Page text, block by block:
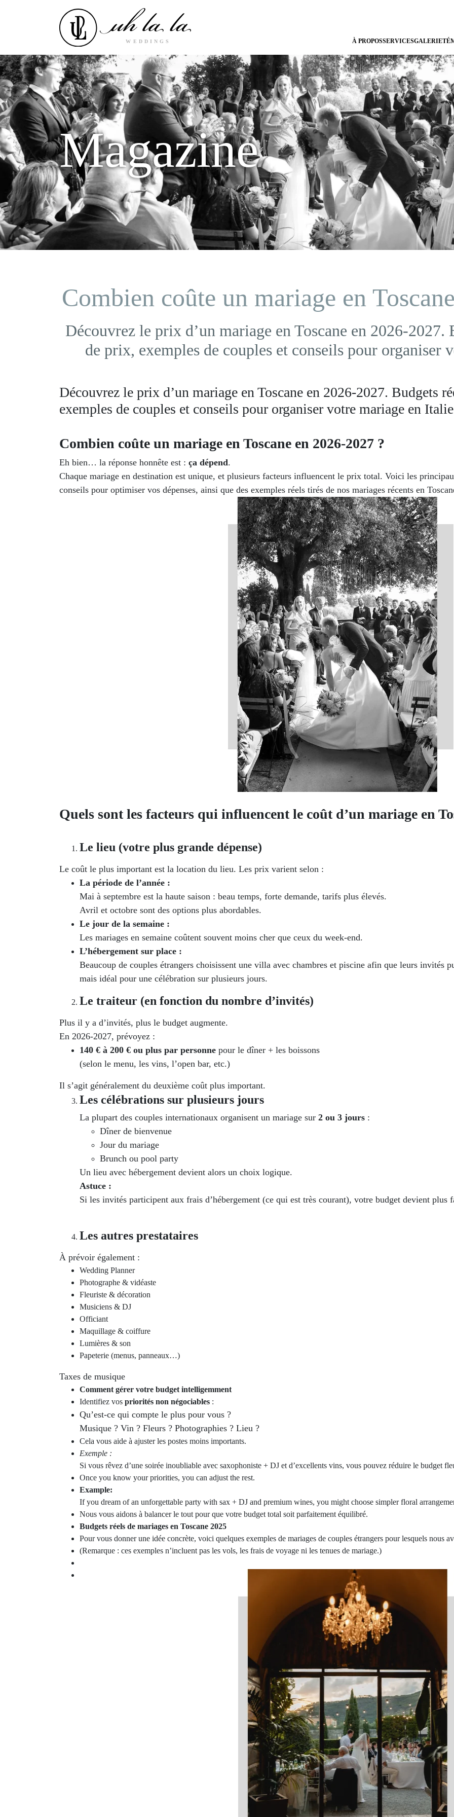
À PROPOSSERVICESGALERIE
Magazine
Combien coûte un mariage en
Découvrez le prix d’un mariage en Toscane en 2026-2027.
de prix, exemples de couples et conseils pour organiser
Découvrez le prix d’un mariage en Toscane en 2026-2027. Budgets
exemples de couples et conseils pour organiser votre mariage en
Combien coûte un mariage en Toscane en 2026-2027 ?
Eh bien… la réponse honnête est : ça dépend.
Chaque mariage en destination est unique, et plusieurs facteurs influencent le prix total. Voici les
conseils pour optimiser vos dépenses, ainsi que des exemples réels tirés de nos mariages récents en
Quels sont les facteurs qui influencent le coût d’un mariage en
Le lieu (votre plus grande dépense)
Le coût le plus important est la location du lieu. Les prix varient selon :
La période de l’année :
Mai à septembre est la haute saison : beau temps, forte demande, tarifs plus élevés.
Avril et octobre sont des options plus abordables.
Le jour de la semaine :
Les mariages en semaine coûtent souvent moins cher que ceux du week-end.
L’hébergement sur place :
Beaucoup de couples étrangers choisissent une villa avec chambres et piscine afin que leurs invités
mais idéal pour une célébration sur plusieurs jours.
Le traiteur (en fonction du nombre d’invités)
Plus il y a d’invités, plus le budget augmente.
En 2026-2027, prévoyez :
140 € à 200 € ou plus par personne pour le dîner + les boissons
(selon le menu, les vins, l’open bar, etc.)
Il s’agit généralement du deuxième coût plus important.
Les célébrations sur plusieurs jours
La plupart des couples internationaux organisent un mariage sur 2 ou 3 jours :
Dîner de bienvenue
Jour du mariage
Brunch ou pool party
Un lieu avec hébergement devient alors un choix logique.
Astuce :
Si les invités participent aux frais d’hébergement (ce qui est très courant), votre budget devient plus
Les autres prestataires
À prévoir également :
Wedding Planner
Photographe & vidéaste
Fleuriste & décoration
Musiciens & DJ
Officiant
Maquillage & coiffure
Lumières & son
Papeterie (menus, panneaux…)
Taxes de musique
Comment gérer votre budget intelligemment
Identifiez vos priorités non négociables :
Qu’est-ce qui compte le plus pour vous ?
Musique ? Vin ? Fleurs ? Photographies ? Lieu ?
Cela vous aide à ajuster les postes moins importants.
Exemple :
Si vous rêvez d’une soirée inoubliable avec saxophoniste + DJ et d’excellents vins, vous pouvez réduire le budget
Once you know your priorities, you can adjust the rest.
Example:
If you dream of an unforgettable party with sax + DJ and premium wines, you might choose simpler floral
Nous vous aidons à balancer le tout pour que votre budget total soit parfaitement équilibré.
Budgets réels de mariages en Toscane 2025
Pour vous donner une idée concrète, voici quelques exemples de mariages de couples étrangers pour lesquels nous
(Remarque : ces exemples n’incluent pas les vols, les frais de voyage ni les tenues de mariage.)